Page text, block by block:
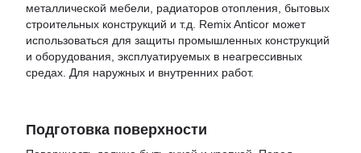
металлической мебели, радиаторов отопления, бытовых
строительных конструкций и т.д. Remix Anticor может
использоваться для защиты промышленных конструкций
и оборудования, эксплуатируемых в неагрессивных
средах. Для наружных и внутренних работ.
Подготовка поверхности